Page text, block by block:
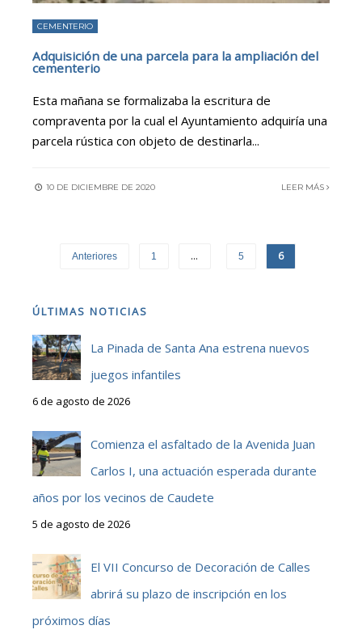
CEMENTERIO
Adquisición de una parcela para la ampliación del
cementerio
Esta mañana se formalizaba la escritura de
compraventa por la cual el Ayuntamiento adquiría una
parcela rústica con objeto de destinarla...
10 DE DICIEMBRE DE 2020 LEER MÁS
Anteriores 1 … 5 6
ÚLTIMAS NOTICIAS
La Pinada de Santa Ana estrena nuevos
juegos infantiles
6 de agosto de 2026
Comienza el asfaltado de la Avenida Juan
Carlos I, una actuación esperada durante
años por los vecinos de Caudete
5 de agosto de 2026
El VII Concurso de Decoración de Calles
abrirá su plazo de inscripción en los
próximos días